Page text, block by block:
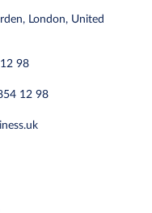
London, United
98
12 98